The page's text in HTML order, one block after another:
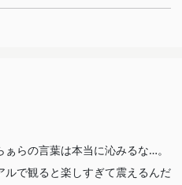
らの言葉は本当に沁みるな…。
で観ると楽しすぎて震えるんだ